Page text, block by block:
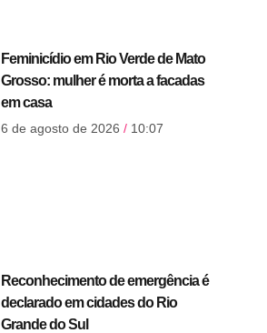
Feminicídio em Rio Verde de Mato
Grosso: mulher é morta a facadas
em casa
6 de agosto de 2026 10:07
Reconhecimento de emergência é
declarado em cidades do Rio
Grande do Sul